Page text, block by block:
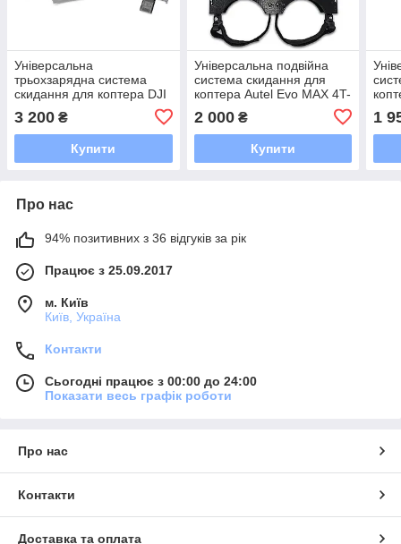
Універсальна
трьохзарядна система
скидання для коптера DJI
3 200 ₴
Купити
Універсальна подвійна
система скидання для
коптера Autel Evo MAX 4T-
2 000₴
Купити
1
Про нас
94% позитивних з 36 відгуків за рік
Працює з 25.09.2017
м. Київ
Київ, Україна
Контакти
Сьогодні працює з 00:00 до 24:00
Показати весь графік роботи
Про нас
Контакти
Доставка та оплата